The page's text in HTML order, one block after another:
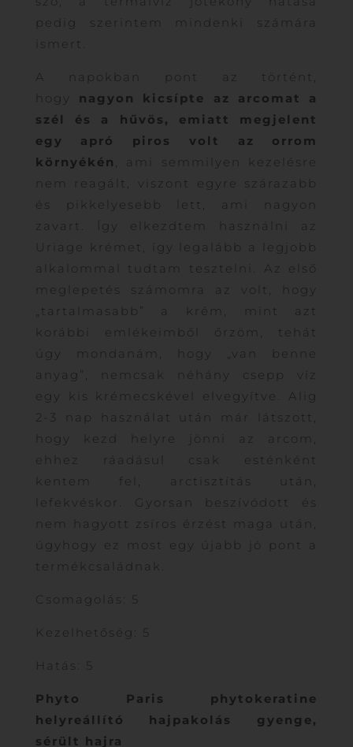
pedig szerintem mindenki számára
ismert.
A napokban pont az történt,
hogy nagyon kicsípte az arcomat a
szél és a hűvös, emiatt megjelent
egy apró piros volt az orrom
környékén , ami semmilyen kezelésre
nem reagált, viszont egyre szárazabb
és pikkelyesebb lett, ami nagyon
zavart. Így elkezdtem használni az
Uriage krémet, így legalább a legjobb
alkalommal tudtam tesztelni. Az első
meglepetés számomra az volt, hogy
„tartalmasabb” a krém, mint azt
korábbi emlékeimből őrzöm, tehát
úgy mondanám, hogy „van benne
anyag”, nemcsak néhány csepp víz
egy kis krémecskével elvegyítve. Alig
2-3 nap használat után már látszott,
hogy kezd helyre jönni az arcom,
ehhez ráadásul csak esténként
kentem fel, arctisztítás után,
lefekvéskor. Gyorsan beszívódott és
nem hagyott zsíros érzést maga után,
úgyhogy ez most egy újabb jó pont a
termékcsaládnak.
Csomagolás: 5
Kezelhetőség: 5
Hatás: 5
Phyto Paris phytokeratine
helyreállító hajpakolás gyenge,
sérült hajra